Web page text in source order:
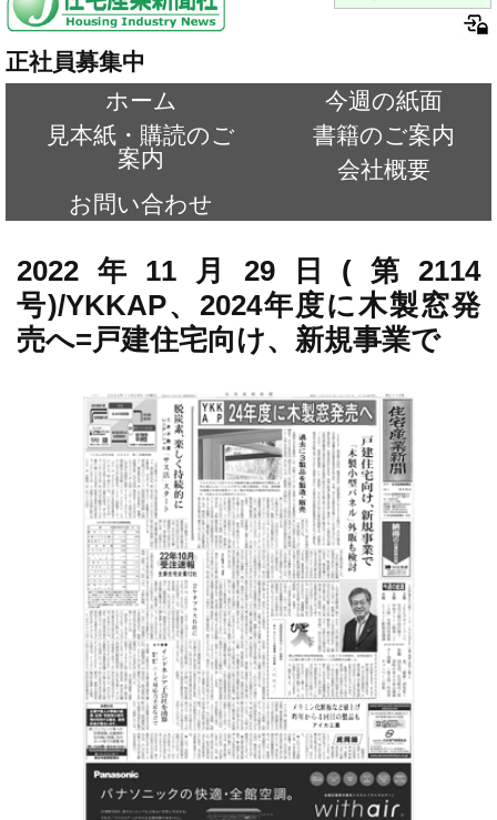
正社員募集中
ホーム
今週の紙面
見本紙・購読のご
案内
書籍のご案内
会社概要
お問い合わせ
2022年11月29日(第2114
号)/YKKAP、2024年度に木製窓発
売へ=戸建住宅向け、新規事業で